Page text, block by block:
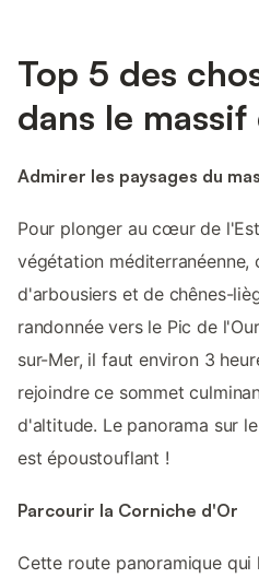
Top 5 des
dans le massif
Admirer les paysages du
Pour plonger au cœur de
végétation méditerranéenne,
d'arbousiers et de chênes-
randonnée vers le Pic de
sur-Mer, il faut environ 3
rejoindre ce sommet
d'altitude. Le panorama sur
est époustouflant !
Parcourir la Corniche d'Or
Cette route panoramique